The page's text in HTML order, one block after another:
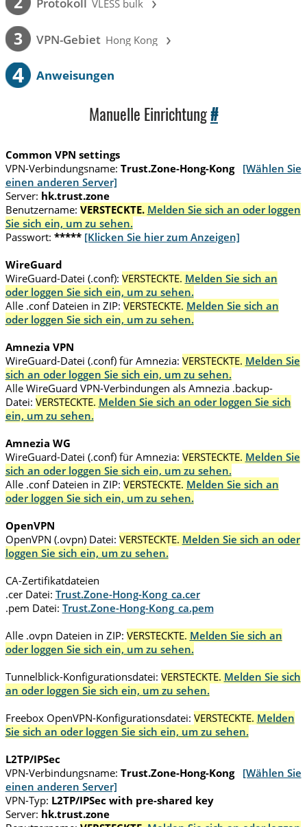
VLESS bulk
3 VPN-Gebiet Hong Kong ›
4 Anweisungen
Manuelle Einrichtung#
Common VPN settings
VPN-Verbindungsname: Trust.Zone-Hong-Kong
[Wählen Sie
einen anderen Server]
Server: hk.trust.zone
Benutzername: VERSTECKTE. Melden Sie sich an oder loggen
Sie sich ein, um zu sehen.
Passwort: ***** [Klicken Sie hier zum Anzeigen]
WireGuard
WireGuard-Datei (.conf): VERSTECKTE. Melden Sie sich an
oder loggen Sie sich ein, um zu sehen.
Alle .conf Dateien in ZIP: VERSTECKTE. Melden Sie sich an
oder loggen Sie sich ein, um zu sehen.
Amnezia VPN
WireGuard-Datei (.conf) für Amnezia: VERSTECKTE. Melden Sie
sich an oder loggen Sie sich ein, um zu sehen.
Alle WireGuard VPN-Verbindungen als Amnezia .backup-
Datei: VERSTECKTE. Melden Sie sich an oder loggen Sie sich
ein, um zu sehen.
Amnezia WG
WireGuard-Datei (.conf) für Amnezia: VERSTECKTE. Melden Sie
sich an oder loggen Sie sich ein, um zu sehen.
Alle .conf Dateien in ZIP: VERSTECKTE. Melden Sie sich an
oder loggen Sie sich ein, um zu sehen.
OpenVPN
OpenVPN (.ovpn) Datei: VERSTECKTE. Melden Sie sich an oder
loggen Sie sich ein, um zu sehen.
CA-Zertifikatdateien
.cer Datei: Trust.Zone-Hong-Kong_ca.cer
.pem Datei: Trust.Zone-Hong-Kong_ca.pem
Alle .ovpn Dateien in ZIP: VERSTECKTE. Melden Sie sich an
oder loggen Sie sich ein, um zu sehen.
Tunnelblick-Konfigurationsdatei: VERSTECKTE. Melden Sie sich
an oder loggen Sie sich ein, um zu sehen.
Freebox OpenVPN-Konfigurationsdatei: VERSTECKTE. Melden
Sie sich an oder loggen Sie sich ein, um zu sehen.
L2TP/IPSec
VPN-Verbindungsname: Trust.Zone-Hong-Kong
[Wählen Sie
einen anderen Server]
VPN-Typ: L2TP/IPSec with pre-shared key
Server: hk.trust.zone